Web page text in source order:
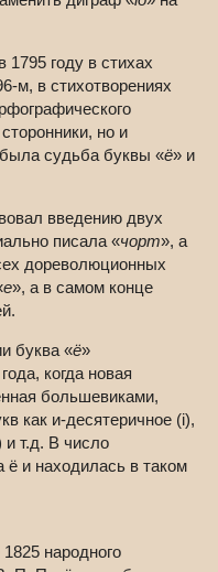
1795 году в стихах
м, в стихотворениях
но и
судьба буквы «ё» и
введению двух
писала «чорт», а
дореволюционных
е», а в самом конце
буква «ё»
когда новая
большевиками,
как и-десятеричное (i),
т.д. В число
и находилась в таком
народного